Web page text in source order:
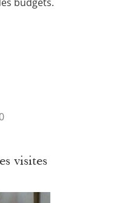
budgets.
visites